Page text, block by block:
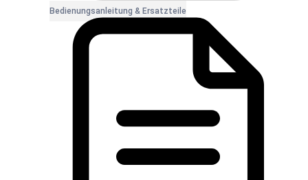
Bedienungsanleitung & Ersatzteile